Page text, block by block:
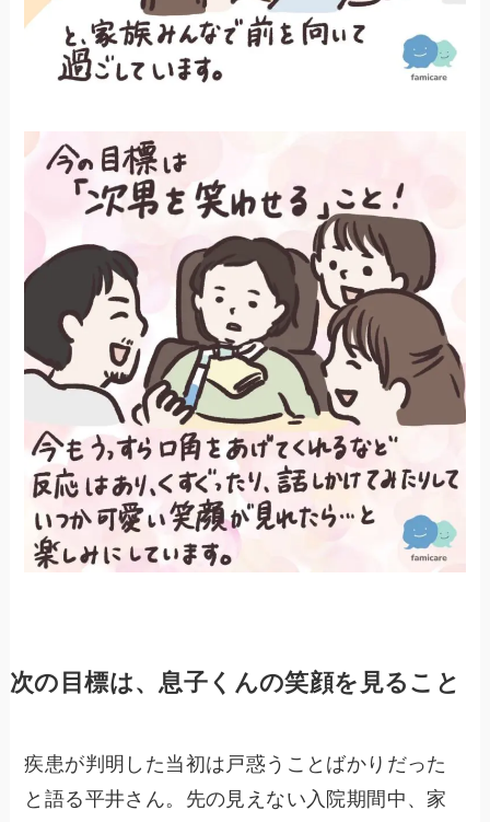
次の目標は、息子くんの笑顔を見ること
疾患が判明した当初は戸惑うことばかりだった
と語る平井さん。先の見えない入院期間中、家